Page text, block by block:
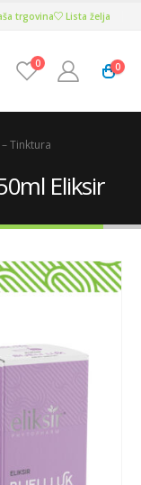
trgovina Lista želja
0 0
Tinktura
Eliksir